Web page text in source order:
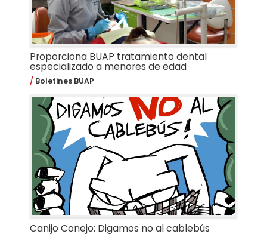
Proporciona BUAP tratamiento dental
especializado a menores de edad
Boletines BUAP
Canijo Conejo: Digamos no al cablebús